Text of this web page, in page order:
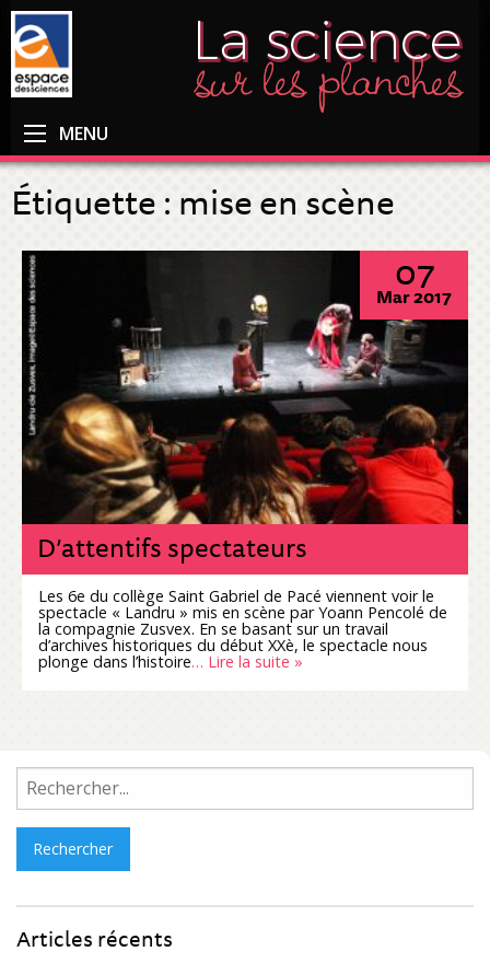
MENU
Étiquette : mise en scène
07
Mar 2017
D’attentifs spectateurs
Les 6e du collège Saint Gabriel de Pacé viennent voir le
spectacle « Landru » mis en scène par Yoann Pencolé de
la compagnie Zusvex. En se basant sur un travail
d’archives historiques du début XXè, le spectacle nous
plonge dans l’histoire… Lire la suite »
Rechercher :
Articles récents